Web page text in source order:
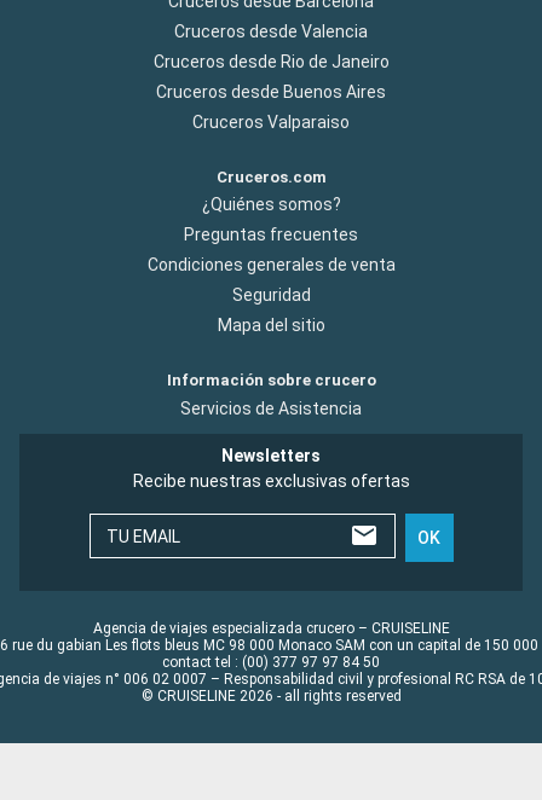
Cruceros desde Valencia
Cruceros desde Rio de Janeiro
Cruceros desde Buenos Aires
Cruceros Valparaiso
Cruceros.com
¿Quiénes somos?
Preguntas frecuentes
Condiciones generales de venta
Seguridad
Mapa del sitio
Información sobre crucero
Servicios de Asistencia
Newsletters
Recibe nuestras exclusivas ofertas
TU EMAIL OK
Agencia de viajes especializada crucero – CRUISELINE
rue du gabian Les flots bleus MC 98 000 Monaco SAM con un capital de 150 000
contact tel : (00) 377 97 97 84 50
de viajes n° 006 02 0007 – Responsabilidad civil y profesional RC RSA de
© CRUISELINE 2026 - all rights reserved